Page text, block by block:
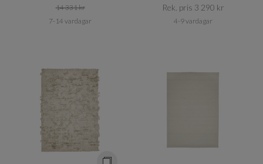
14 331 kr​​
7-14 vardagar
Rek. pris 3 290 kr​​
4-9 vardagar